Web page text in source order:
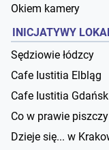
Okiem kamery
INICJATYWY
Sędziowie łódzcy
Cafe Iustitia Elbląg
Cafe Iustitia Gdańsk
Co w prawie piszczy
Dzieje się... w